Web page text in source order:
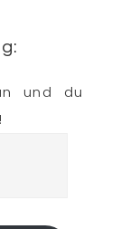
und du